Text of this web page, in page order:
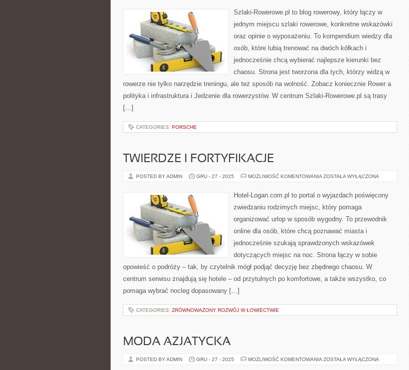
ANEGDOTY
Szlaki-Rowerowe.pl to blog rowerowy, który łączy w
jednym miejscu szlaki rowerowe, konkretne wskazówki
oraz opinie o wyposażeniu. To kompendium wiedzy dla
osób, które lubią trenować na dwóch kółkach i
jednocześnie chcą wybierać najlepsze kierunki bez
chaosu. Strona jest tworzona dla tych, którzy widzą w
rowerze nie tylko narzędzie treningu, ale też sposób na wolność. Zobacz koniecznie Rower a
polityka i infrastruktura i Jedzenie dla rowerzystów. W centrum Szlaki-Rowerowe.pl są trasy
[…]
CATEGORIES: PORSCHE
TWIERDZE I FORTYFIKACJE
POSTED BY ADMIN GRU - 27 - 2025 MOŻLIWOŚĆ KOMENTOWANIA TWIERDZE
ZOSTAŁA WYŁĄCZONA
Hotel-Logan.com.pl to portal o wyjazdach poświęcony
zwiedzaniu rodzimych miejsc, który pomaga
organizować urlop w sposób wygodny. To przewodnik
online dla osób, które chcą poznawać miasta i
jednocześnie szukają sprawdzonych wskazówek
dotyczących miejsc na noc. Strona łączy w sobie
opowieść o podróży – tak, by czytelnik mógł podjąć decyzję bez zbędnego chaosu. W
centrum serwisu znajdują się hotele – od przytulnych po komfortowe, a także wszystko, co
pomaga wybrać nocleg dopasowany […]
CATEGORIES: ZRÓWNOWAŻONY ROZWÓJ W ŁOWIECTWIE
MODA AZJATYCKA
POSTED BY ADMIN GRU - 27 - 2025 MOŻLIWOŚĆ KOMENTOWANIA MODA
ZOSTAŁA WYŁĄCZONA